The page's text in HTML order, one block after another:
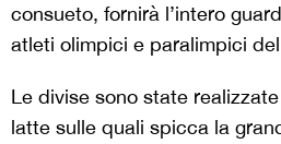
consueto, fornirà l’intero
atleti olimpici e paralimpici
Le divise sono state
latte sulle quali spicca la